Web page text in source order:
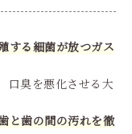
する細菌が放つガス
口臭を悪化させる大
と歯の間の汚れを徹